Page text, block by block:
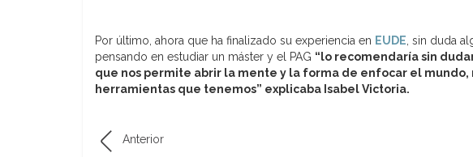
Por último, ahora que ha finalizado su experiencia en EUDE , sin duda
pensando en estudiar un máster y el PAG “lo recomendaría sin
que nos permite abrir la mente y la forma de enfocar el
herramientas que tenemos” explicaba Isabel Victoria.
Anterior